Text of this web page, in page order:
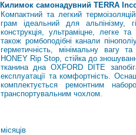
Килимок самонадувний TERRA
Компактний та легкий
грам ідеальний для альпінізму,
конструкція, ультраміцне, легке
також ромбоподібні канали
герметичність, мінімальну вагу
HONEY Rip Stop, стійка до
тканина дна OXFORD DITE
експлуатації та комфортність.
комплектується ремонтним
транспортувальним чохлом.
місяців